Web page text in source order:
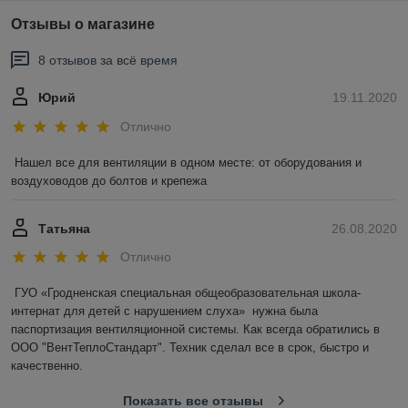
регулирующих его количество и направление. Воздушные
по сечению: круглые и прямоугольные;
по исполнению: общепромышленное,
коррозионностойкое, взрывозащищенное,
Шумоглушители.Изделия специальной конструкции,
которые обеспечивают снижение аэродинамического шума,
элементами вентиляционной системы, который
распространяется по воздуховодам систем вентиляции.
Широко используются трубчатые шумоглушители круглого и
шумоглушители прямоугольного сечения.
Стаканы монтажные СТМ, узлы прохода УП.Эти
элементы представляют собой металлоконструкции,
используемые для прохода воздуховодов через конструкцию
кровли. Устанавливаются в системах принудительной и
вентиляторов, турбин, дефлекторов и других элементов
Отзывы о магазине
8 отзывов за всё время
19.11.2020
Юрий
Отлично
Нашел все для вентиляции в одном месте: от оборудования и
воздуховодов до болтов и крепежа
26.08.2020
Татьяна
Отлично
ГУО «Гродненская специальная общеобразовательная школа-
интернат для детей с нарушением слуха»  нужна была
паспортизация вентиляционной системы. Как всегда обратились в
ООО "ВентТеплоСтандарт". Техник сделал все в срок, быстро и
качественно.
Показать все отзывы